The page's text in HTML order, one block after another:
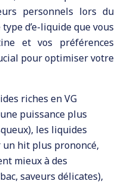
personnels lors du
d’e-liquide que vous
et vos préférences
pour optimiser votre
riches en VG
puissance plus
les liquides
un hit plus prononcé,
mieux à des
saveurs délicates),